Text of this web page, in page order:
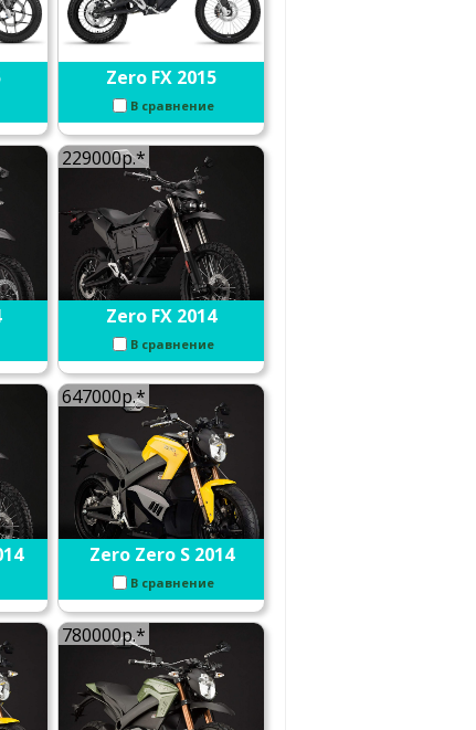
Zero FX 2015
В сравнение
229000р.*
Zero FX 2014
В сравнение
647000р.*
Zero Zero S 2014
В сравнение
780000р.*